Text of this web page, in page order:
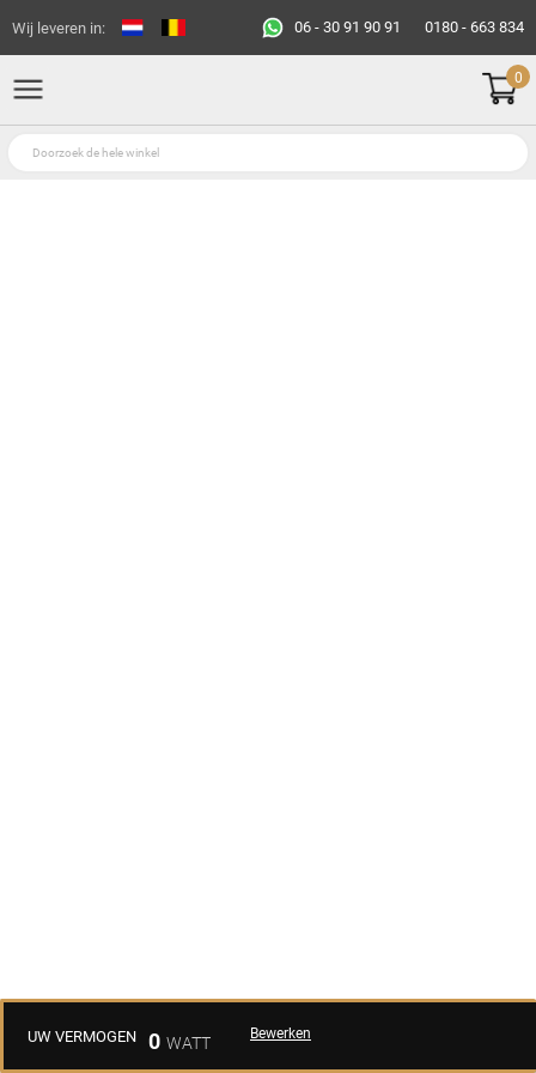
Wij leveren in: 06 - 30 91 90 91 0180 - 663 834
0
UW VERMOGEN 0 Bewerken